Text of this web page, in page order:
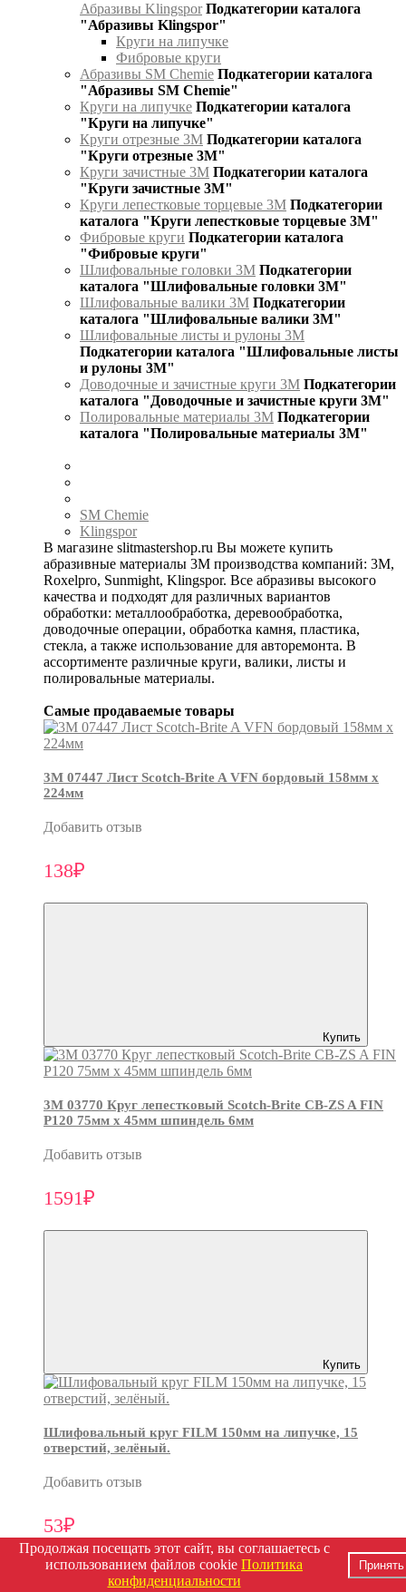
Абразивы Klingspor Подкатегории каталога
"Абразивы Klingspor"
Круги на липучке
Фибровые круги
Абразивы SM Chemie Подкатегории каталога
"Абразивы SM Chemie"
Круги на липучке Подкатегории каталога
"Круги на липучке"
Круги отрезные 3М Подкатегории каталога
"Круги отрезные 3М"
Круги зачистные 3М Подкатегории каталога
"Круги зачистные 3М"
Круги лепестковые торцевые 3М Подкатегории
каталога "Круги лепестковые торцевые 3М"
Фибровые круги Подкатегории каталога
"Фибровые круги"
Шлифовальные головки 3М Подкатегории
каталога "Шлифовальные головки 3М"
Шлифовальные валики 3М Подкатегории
каталога "Шлифовальные валики 3М"
Шлифовальные листы и рулоны 3М
Подкатегории каталога "Шлифовальные листы
и рулоны 3М"
Доводочные и зачистные круги 3М Подкатегории
каталога "Доводочные и зачистные круги 3М"
Полировальные материалы 3М Подкатегории
каталога "Полировальные материалы 3М"
SM Chemie
Klingspor
В магазине slitmastershop.ru Вы можете купить
абразивные материалы 3М производства компаний: 3М,
Roxelpro, Sunmight, Klingspor. Все абразивы высокого
качества и подходят для различных вариантов
обработки: металлообработка, деревообработка,
доводочные операции, обработка камня, пластика,
стекла, а также использование для авторемонта. В
ассортименте различные круги, валики, листы и
полировальные материалы.
Самые продаваемые товары
3М 07447 Лист Scotch-Brite A VFN бордовый 158мм х
224мм
Добавить отзыв
138₽
Купить
3М 03770 Круг лепестковый Scotch-Brite CB-ZS A FIN
P120 75мм х 45мм шпиндель 6мм
Добавить отзыв
1591₽
Купить
Шлифовальный круг FILM 150мм на липучке, 15
отверстий, зелёный.
Добавить отзыв
53₽
Продолжая посещать этот сайт, вы соглашаетесь с
использованием файлов cookie Политика
конфиденциальности
Принять